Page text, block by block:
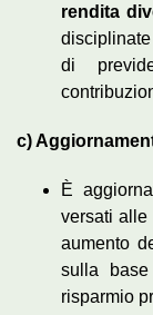
rendita
di
c)
È
versati alle
aumento
sulla
risparmio